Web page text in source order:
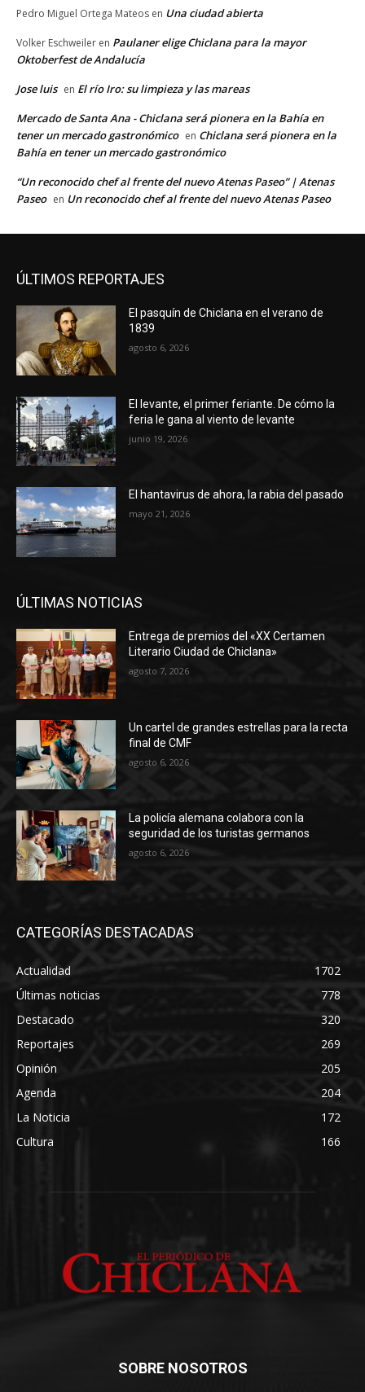
Pedro Miguel Ortega Mateos en Una ciudad abierta
Volker Eschweiler en Paulaner elige Chiclana para la mayor
Oktoberfest de Andalucía
Jose luis en El río Iro: su limpieza y las mareas
Mercado de Santa Ana - Chiclana será pionera en la Bahía en
tener un mercado gastronómico en Chiclana será pionera en la
Bahía en tener un mercado gastronómico
“Un reconocido chef al frente del nuevo Atenas Paseo” | Atenas
Paseo en Un reconocido chef al frente del nuevo Atenas Paseo
ÚLTIMOS REPORTAJES
El pasquín de Chiclana en el verano de
1839
agosto 6, 2026
El levante, el primer feriante. De cómo la
feria le gana al viento de levante
junio 19, 2026
El hantavirus de ahora, la rabia del pasado
mayo 21, 2026
ÚLTIMAS NOTICIAS
Entrega de premios del «XX Certamen
Literario Ciudad de Chiclana»
agosto 7, 2026
Un cartel de grandes estrellas para la recta
final de CMF
agosto 6, 2026
La policía alemana colabora con la
seguridad de los turistas germanos
agosto 6, 2026
CATEGORÍAS DESTACADAS
Actualidad
1702
Últimas noticias
778
Destacado
320
Reportajes
269
Opinión
205
Agenda
204
La Noticia
172
Cultura
166
SOBRE NOSOTROS